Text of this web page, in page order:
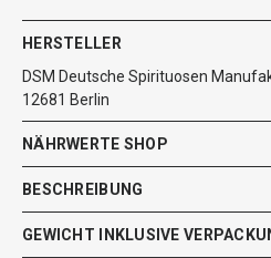
HERSTELLER
DSM Deutsche Spirituosen
12681 Berlin
NÄHRWERTE SHOP
BESCHREIBUNG
GEWICHT INKLUSIVE